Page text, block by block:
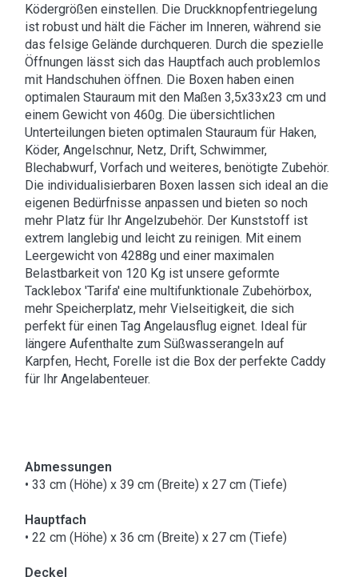
Ködergrößen einstellen. Die Druckknopfentriegelung
ist robust und hält die Fächer im Inneren, während sie
das felsige Gelände durchqueren. Durch die spezielle
Öffnungen lässt sich das Hauptfach auch problemlos
mit Handschuhen öffnen. Die Boxen haben einen
optimalen Stauraum mit den Maßen 3,5x33x23 cm und
einem Gewicht von 460g. Die übersichtlichen
Unterteilungen bieten optimalen Stauraum für Haken,
Köder, Angelschnur, Netz, Drift, Schwimmer,
Blechabwurf, Vorfach und weiteres, benötigte Zubehör.
Die individualisierbaren Boxen lassen sich ideal an die
eigenen Bedürfnisse anpassen und bieten so noch
mehr Platz für Ihr Angelzubehör. Der Kunststoff ist
extrem langlebig und leicht zu reinigen. Mit einem
Leergewicht von 4288g und einer maximalen
Belastbarkeit von 120 Kg ist unsere geformte
Tacklebox 'Tarifa' eine multifunktionale Zubehörbox,
mehr Speicherplatz, mehr Vielseitigkeit, die sich
perfekt für einen Tag Angelausflug eignet. Ideal für
längere Aufenthalte zum Süßwasserangeln auf
Karpfen, Hecht, Forelle ist die Box der perfekte Caddy
für Ihr Angelabenteuer.
Abmessungen
• 33 cm (Höhe) x 39 cm (Breite) x 27 cm (Tiefe)
Hauptfach
• 22 cm (Höhe) x 36 cm (Breite) x 27 cm (Tiefe)
Deckel